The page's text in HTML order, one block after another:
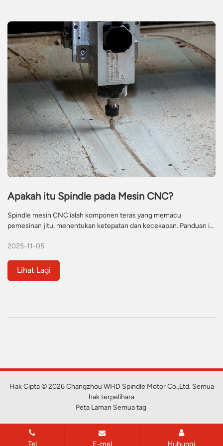
memastikan prestasi dan kebolehpercayaan yang optimum dalam
projek pemesinan anda.
Apakah itu Spindle pada Mesin CNC?
Spindle mesin CNC ialah komponen teras yang memacu
pemesinan jitu, menentukan ketepatan dan kecekapan. Panduan ini
utama dan amalan terbaik penyelenggaraan untuk industri seperti
penyelesaian spindle profesional yang disesuaikan dengan
keperluan anda.
2025-11-05
Lihat Lagi
Hak Cipta © 2026 Changzhou WHD Spindle Motor Co.,Ltd. Semua
hak terpelihara
Peta Laman Semua tag
Tel E-mel Hubungi